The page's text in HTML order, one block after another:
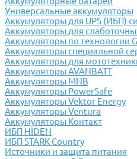
Универсальные аккумуляторы
Аккумуляторы для UPS (ИБП)
Аккумуляторы для
Аккумуляторы по технологии
Аккумуляторы специальной
Аккумуляторы для
Аккумуляторы AVANBATT
Аккумуляторы MNB
Аккумуляторы PowerSafe
Аккумуляторы Vektor Energy
Аккумуляторы Ventura
Аккумуляторы Контакт
ИБП HIDEN
ИБП STARK Country
Источники и защита питания